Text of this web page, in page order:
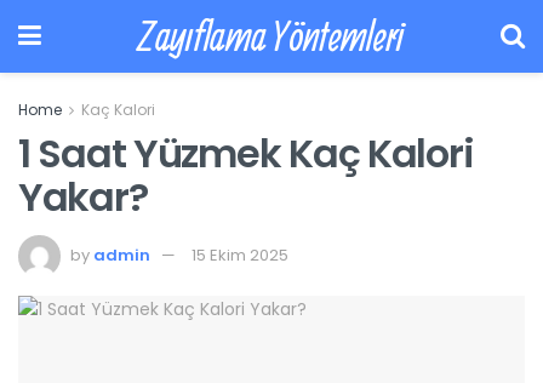
Zayıflama Yöntemleri
Home Kaç Kalori
1 Saat Yüzmek Kaç Kalori
Yakar?
by admin 15 Ekim 2025